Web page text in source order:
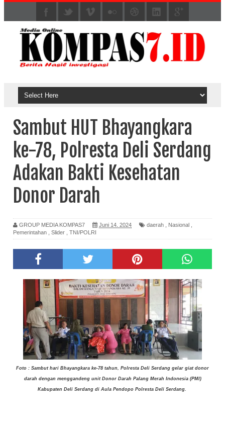
Sambut HUT Bhayangkara
ke-78, Polresta Deli Serdang
Adakan Bakti Kesehatan
Donor Darah
GROUP MEDIA KOMPAS7 Juni 14, 2024 daerah Nasional
Pemerintahan
Slider TNI/POLRI
Foto : Sambut hari Bhayangkara ke-78 tahun, Polresta Deli Serdang gelar giat donor
darah dengan menggandeng unit Donor Darah Palang Merah Indonesia (PMI)
Kabupaten Deli Serdang di Aula Pendopo Polresta Deli Serdang.